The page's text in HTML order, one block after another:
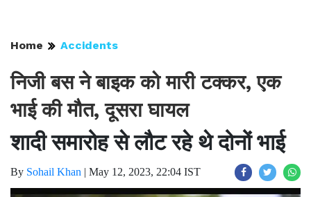
Home Accidents
निजी बस ने बाइक को मारी टक्कर, एक
भाई की मौत, दूसरा घायल
शादी समारोह से लौट रहे थे दोनों भाई
By Sohail Khan | May 12, 2023, 22:04 IST